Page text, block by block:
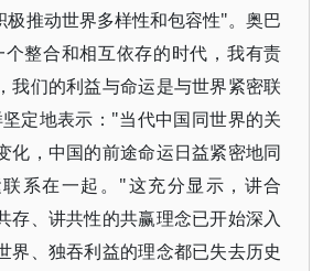
推动世界多样性和包容性"。奥巴
整合和相互依存的时代，我有责
我们的利益与命运是与世界紧密联
定地表示："当代中国同世界的关
化，中国的前途命运日益紧密地同
系在一起。"这充分显示，讲合
存、讲共性的共赢理念已开始深入
界、独吞利益的理念都已失去历史